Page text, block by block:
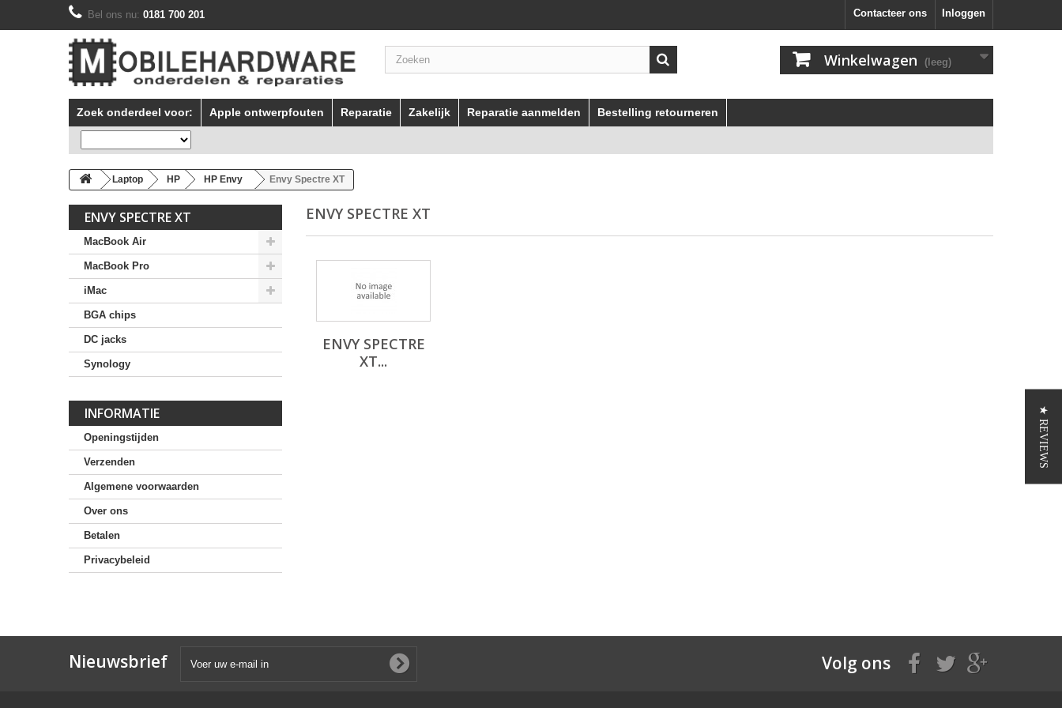
Inloggen
Contacteer ons
Bel ons nu: 0181 700 201
Winkelwagen (leeg)
Zoek onderdeel voor: Apple ontwerpfouten Reparatie Zakelijk Reparatie aanmelden Bestelling retourneren
Laptop HP HP Envy Envy Spectre XT
ENVY SPECTRE XT
MacBook Air
MacBook Pro
iMac
BGA chips
DC jacks
Synology
INFORMATIE
Openingstijden
Verzenden
Algemene voorwaarden
Over ons
Betalen
Privacybeleid
ENVY SPECTRE XT
ENVY SPECTRE
XT...
Nieuwsbrief Volg ons
★ REVIEWS